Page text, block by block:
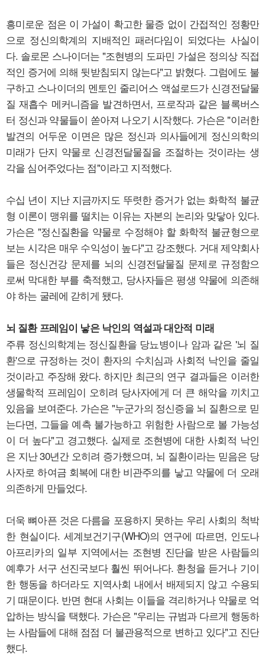
흥미로운 점은 이 가설이 확고한 물증 없이 간접적인 정황만
으로 정신의학계의 지배적인 패러다임이 되었다는 사실이
다. 솔로몬 스나이더는 "조현병의 도파민 가설은 정의상 직접
적인 증거에 의해 뒷받침되지 않는다"고 밝혔다. 그럼에도 불
구하고 스나이더의 멘토인 줄리어스 액설로드가 신경전달물
질 재흡수 메커니즘을 발견하면서, 프로작과 같은 블록버스
터 정신과 약물들이 쏟아져 나오기 시작했다. 가슨은 "이러한
발견의 어두운 이면은 많은 정신과 의사들에게 정신의학의
미래가 단지 약물로 신경전달물질을 조절하는 것이라는 생
각을 심어주었다는 점"이라고 지적했다.
수십 년이 지난 지금까지도 뚜렷한 증거가 없는 화학적 불균
형 이론이 맹위를 떨치는 이유는 자본의 논리와 맞닿아 있다.
가슨은 "정신질환을 약물로 수정해야 할 화학적 불균형으로
보는 시각은 매우 수익성이 높다"고 강조했다. 거대 제약회사
들은 정신건강 문제를 뇌의 신경전달물질 문제로 규정함으
로써 막대한 부를 축적했고, 당사자들은 평생 약물에 의존해
야 하는 굴레에 갇히게 됐다.
뇌 질환 프레임이 낳은 낙인의 역설과 대안적 미래
주류 정신의학계는 정신질환을 당뇨병이나 암과 같은 '뇌 질
환'으로 규정하는 것이 환자의 수치심과 사회적 낙인을 줄일
것이라고 주장해 왔다. 하지만 최근의 연구 결과들은 이러한
생물학적 프레임이 오히려 당사자에게 더 큰 해악을 끼치고
있음을 보여준다. 가슨은 "누군가의 정신증을 뇌 질환으로 믿
는다면, 그들을 예측 불가능하고 위험한 사람으로 볼 가능성
이 더 높다"고 경고했다. 실제로 조현병에 대한 사회적 낙인
은 지난 30년간 오히려 증가했으며, 뇌 질환이라는 믿음은 당
사자로 하여금 회복에 대한 비관주의를 낳고 약물에 더 오래
의존하게 만들었다.
더욱 뼈아픈 것은 다름을 포용하지 못하는 우리 사회의 척박
한 현실이다. 세계보건기구(WHO)의 연구에 따르면, 인도나
아프리카의 일부 지역에서는 조현병 진단을 받은 사람들의
예후가 서구 선진국보다 훨씬 뛰어나다. 환청을 듣거나 기이
한 행동을 하더라도 지역사회 내에서 배제되지 않고 수용되
기 때문이다. 반면 현대 사회는 이들을 격리하거나 약물로 억
압하는 방식을 택했다. 가슨은 "우리는 규범과 다르게 행동하
는 사람들에 대해 점점 더 불관용적으로 변하고 있다"고 진단
했다.